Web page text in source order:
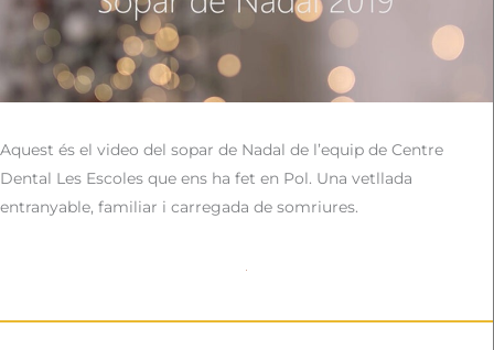
Aquest és el video del sopar de Nadal de l’equip de Centre
Dental Les Escoles que ens ha fet en Pol. Una vetllada
entranyable, familiar i carregada de somriures.